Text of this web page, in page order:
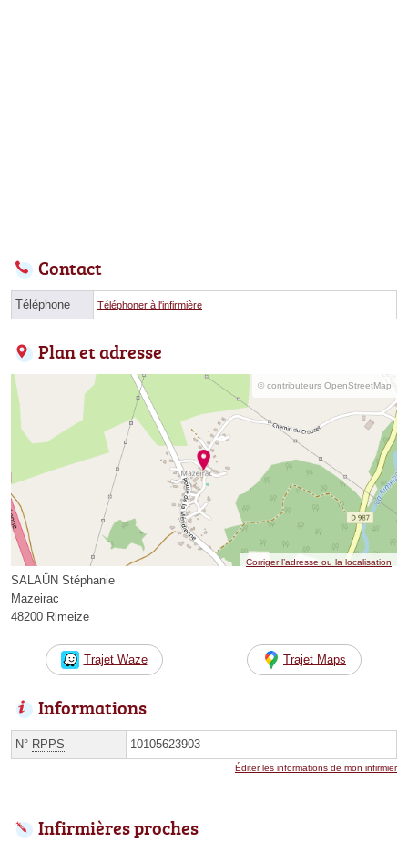
Contact
Téléphone Téléphoner à l'infirmière
Plan et adresse
© contributeurs OpenStreetMap
Corriger l’adresse ou la localisation
SALAÜN Stéphanie
Mazeirac
48200 Rimeize
Trajet Waze Trajet Maps
Informations
N° RPPS 10105623903
Éditer les informations de mon infirmier
Infirmières proches